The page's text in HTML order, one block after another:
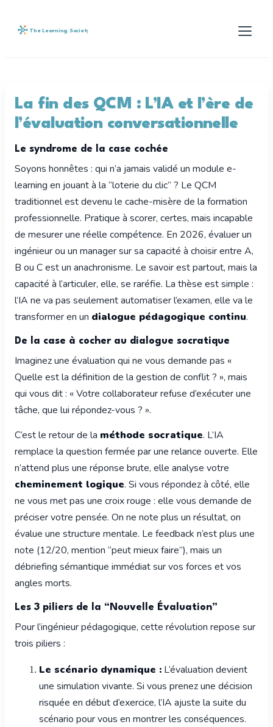
The Learning Society
La fin des QCM : L’IA et l’ère de
l’évaluation conversationnelle
Le syndrome de la case cochée
Soyons honnêtes : qui n’a jamais validé un module e-
learning en jouant à la “loterie du clic” ? Le QCM
traditionnel est devenu le cache-misère de la formation
professionnelle. Pratique à scorer, certes, mais incapable
de mesurer une réelle compétence. En 2026, évaluer un
ingénieur ou un manager sur sa capacité à choisir entre A,
B ou C est un anachronisme. Le savoir est partout, mais la
capacité à l’articuler, elle, se raréfie. La thèse est simple :
l’IA ne va pas seulement automatiser l’examen, elle va le
transformer en un dialogue pédagogique continu.
De la case à cocher au dialogue socratique
Imaginez une évaluation qui ne vous demande pas «
Quelle est la définition de la gestion de conflit ? », mais
qui vous dit : « Votre collaborateur refuse d’exécuter une
tâche, que lui répondez-vous ? ».
C’est le retour de la méthode socratique. L’IA
remplace la question fermée par une relance ouverte. Elle
n’attend plus une réponse brute, elle analyse votre
cheminement logique. Si vous répondez à côté, elle
ne vous met pas une croix rouge : elle vous demande de
préciser votre pensée. On ne note plus un résultat, on
évalue une structure mentale. Le feedback n’est plus une
note (12/20, mention “peut mieux faire”), mais un
débriefing sémantique immédiat sur vos forces et vos
angles morts.
Les 3 piliers de la “Nouvelle Évaluation”
Pour l’ingénieur pédagogique, cette révolution repose sur
trois piliers :
Le scénario dynamique : L’évaluation devient
une simulation vivante. Si vous prenez une décision
risquée en début d’exercice, l’IA ajuste la suite du
scénario pour vous en montrer les conséquences.